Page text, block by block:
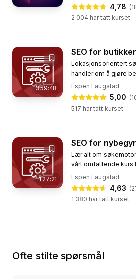
kurset gir deg
4,78 (
2 004 har tatt kurset
3:59:48
SEO for butikker
Lokasjonsorientert
handler om å gjøre
søk. Dette kurset vil
du kan øke lokal...
Espen Faugstad
5,00 (
517 har tatt kurset
1:27:21
SEO for
Lær alt om
vårt omfattende kurs
Kurset dekker alle
grunnleggende
Espen Faugstad
4,63 (
1 380 har tatt kurset
Ofte stilte spørsmål